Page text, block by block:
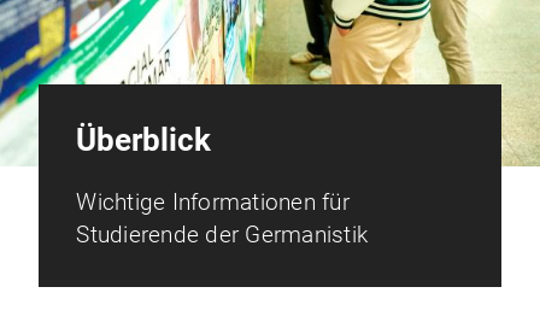
Überblick
Wichtige Informationen für
Studierende der Germanistik